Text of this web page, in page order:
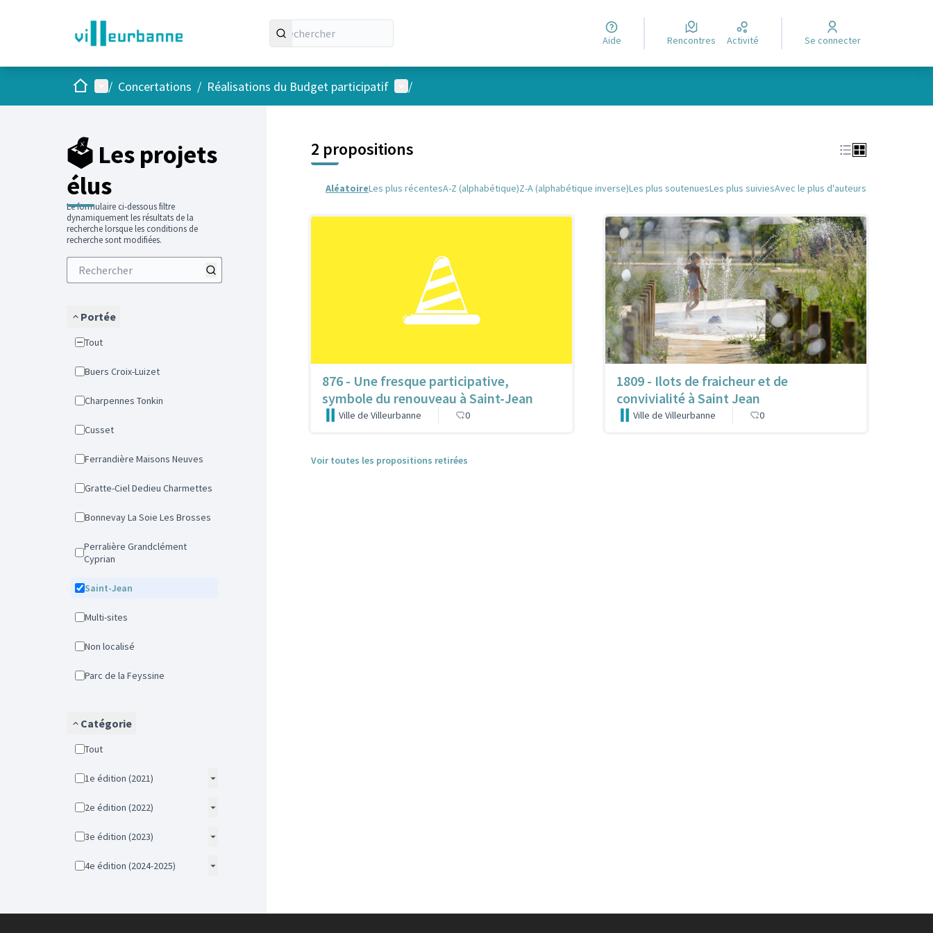
Aide Rencontres Activité Se connecter
AccueilMenu principal
/ Concertations / Réalisations du Budget participatif Menu utilisateur
/
🗳️ Les projets
élus
Le formulaire ci-dessous filtre
dynamiquement les résultats de la
recherche lorsque les conditions de
recherche sont modifiées.
Portée
Tout
Buers Croix-Luizet
Charpennes Tonkin
Cusset
Ferrandière Maisons Neuves
Gratte-Ciel Dedieu Charmettes
Bonnevay La Soie Les Brosses
Perralière Grandclément
Cyprian
Saint-Jean
Multi-sites
Non localisé
Parc de la Feyssine
Catégorie
Tout
1e édition (2021)
2e édition (2022)
3e édition (2023)
4e édition (2024-2025)
2 propositions
AléatoireLes plus récentesA-Z (alphabétique)Z-A (alphabétique inverse)Les plus soutenuesLes plus suiviesAvec le plus d'auteurs
876 - Une fresque participative,
symbole du renouveau à Saint-Jean
Ville de Villeurbanne 0
1809 - Ilots de fraicheur et de
convivialité à Saint Jean
Ville de Villeurbanne 0
Voir toutes les propositions retirées